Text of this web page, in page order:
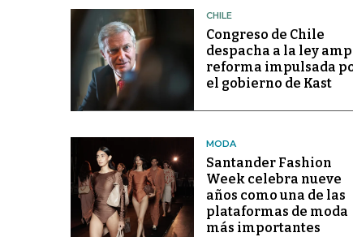
CHILE
Congreso de Chile
despacha a la ley
reforma impulsada
el gobierno de Kast
MODA
Santander Fashion
Week celebra nueve
años como una de las
plataformas de moda
más importantes